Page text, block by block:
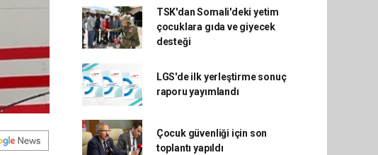
TSK'dan Somali'deki yetim
çocuklara gıda ve giyecek
desteği
LGS'de ilk yerleştirme sonuç
raporu yayımlandı
Çocuk güvenliği için son
toplantı yapıldı